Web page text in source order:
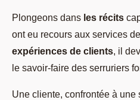
Plongeons dans les récits
ont eu recours aux services
expériences de clients, il
le savoir-faire des serruriers
Une cliente, confrontée à une